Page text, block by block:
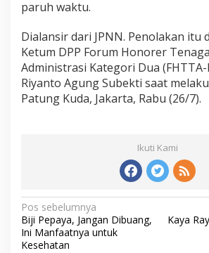
paruh waktu.
Dialansir dari JPNN. Penolakan itu
Ketum DPP Forum Honorer
Administrasi Kategori Dua
Riyanto Agung Subekti saat
Patung Kuda, Jakarta, Rabu (26/7).
Ikuti Kami
Navigasi
pos
Pos sebelumnya
Biji Pepaya, Jangan Dibuang,
Ini Manfaatnya untuk
Kesehatan
Kaya